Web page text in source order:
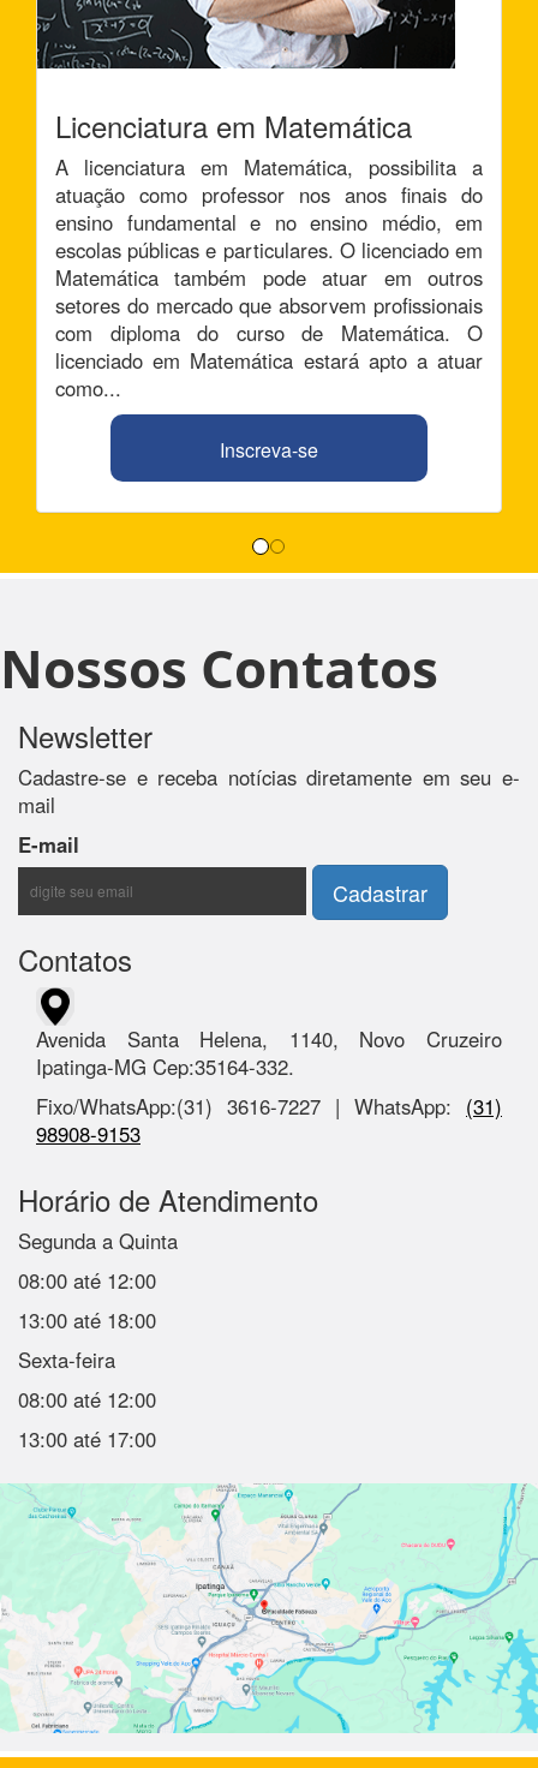
Licenciatura em Matemática
A licenciatura em Matemática, possibilita a
atuação como professor nos anos finais do
ensino fundamental e no ensino médio, em
escolas públicas e particulares. O licenciado em
Matemática também pode atuar em outros
setores do mercado que absorvem profissionais
com diploma do curso de Matemática. O
licenciado em Matemática estará apto a atuar
como...
Inscreva-se
Nossos Contatos
Newsletter
Cadastre-se e receba notícias diretamente em seu e-
mail
E-mail
Contatos
Avenida Santa Helena, 1140, Novo Cruzeiro
Ipatinga-MG Cep:35164-332.
Fixo/WhatsApp:(31) 3616-7227 | WhatsApp: (31)
98908-9153
Horário de Atendimento
Segunda a Quinta
08:00 até 12:00
13:00 até 18:00
Sexta-feira
08:00 até 12:00
13:00 até 17:00